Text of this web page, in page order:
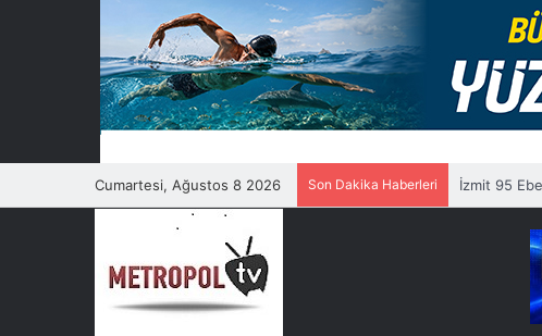
Cumartesi, Ağustos 8 2026 Son Dakika Haberleri İzmit 95